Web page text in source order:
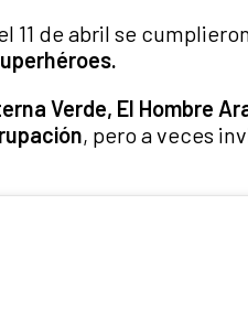
11 de abril se
Verde, El Hombre
, pero a veces